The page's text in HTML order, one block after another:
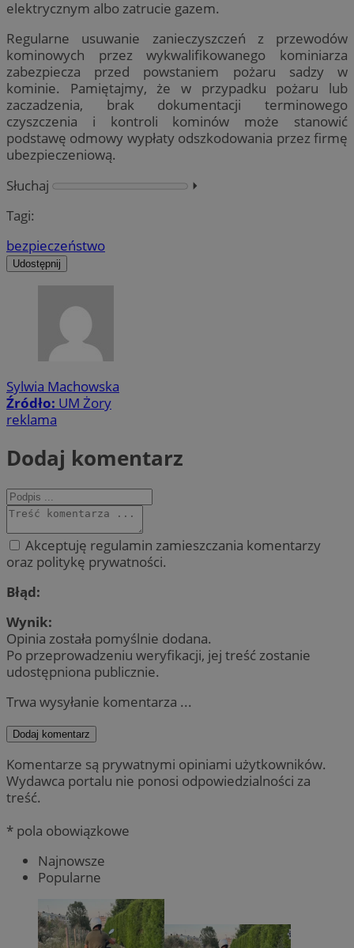
elektrycznym albo zatrucie gazem.
Regularne usuwanie zanieczyszczeń z przewodów
kominowych przez wykwalifikowanego kominiarza
zabezpiecza przed powstaniem pożaru sadzy w
kominie. Pamiętajmy, że w przypadku pożaru lub
zaczadzenia, brak dokumentacji terminowego
czyszczenia i kontroli kominów może stanowić
podstawę odmowy wypłaty odszkodowania przez firmę
ubezpieczeniową.
Słuchaj
⏵︎
Tagi:
bezpieczeństwo
Udostępnij
Sylwia Machowska
Źródło: UM Żory
reklama
Dodaj komentarz
Akceptuję regulamin zamieszczania komentarzy
oraz politykę prywatności.
Błąd:
Wynik:
Opinia została pomyślnie dodana.
Po przeprowadzeniu weryfikacji, jej treść zostanie
udostępniona publicznie.
Trwa wysyłanie komentarza ...
Dodaj komentarz
Komentarze są prywatnymi opiniami użytkowników.
Wydawca portalu nie ponosi odpowiedzialności za
treść.
* pola obowiązkowe
Najnowsze
Popularne